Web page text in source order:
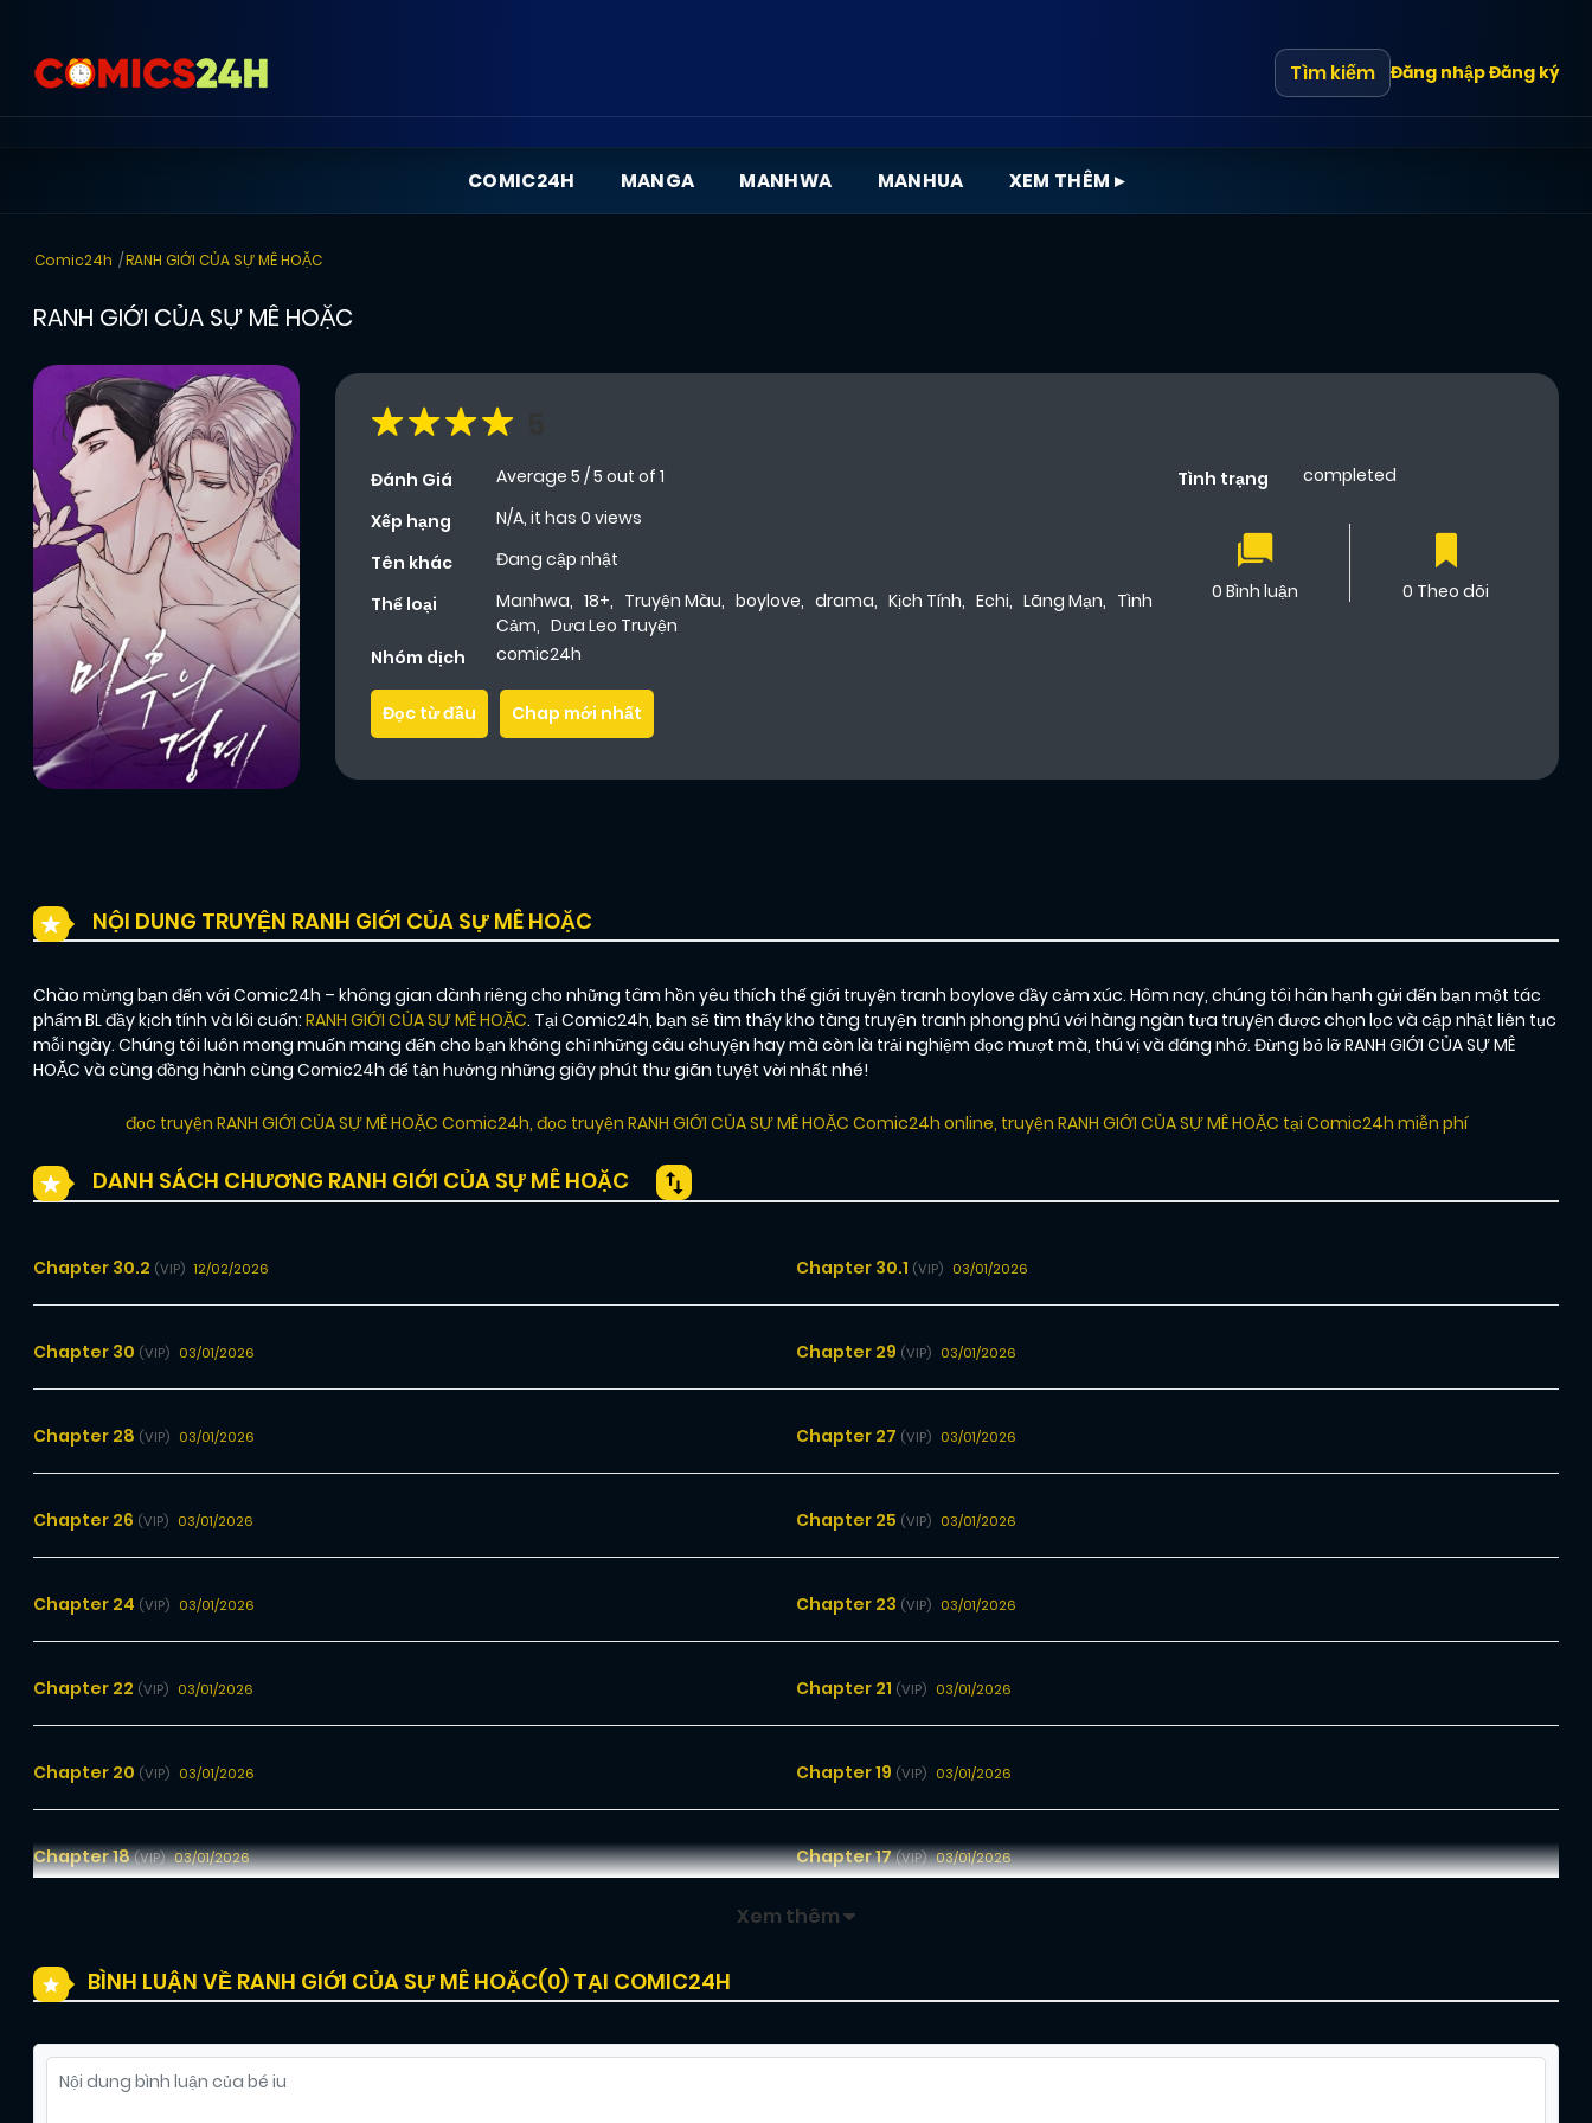
Tìm kiếm Đăng nhậpĐăng ký
COMIC24H MANGA MANHWA MANHUA XEM THÊM ▸
Comic24h RANH GIỚI CỦA SỰ MÊ HOẶC
RANH GIỚI CỦA SỰ MÊ HOẶC
Đánh Giá Average 5 /5 out of 1
Xếp hạng
N/A, it has 0 views
Tên khác
Đang cập nhật
Thể loại
Manhwa, 18+, Truyện Màu, boylove, drama, Kịch Tính, Echi, Lãng Mạn, Tình
Cảm, Dưa Leo Truyện
Nhóm dịch
comic24h
Tình trạng completed
0 Bình luận 0 Theo dõi
Đọc từ đầu Chap mới nhất
NỘI DUNG TRUYỆN RANH GIỚI CỦA SỰ MÊ HOẶC
Chào mừng bạn đến với Comic24h – không gian dành riêng cho những tâm hồn yêu thích thế giới truyện tranh boylove đầy cảm xúc. Hôm nay, chúng tôi hân hạnh gửi đến bạn một tác
phẩm BL đầy kịch tính và lôi cuốn: RANH GIỚI CỦA SỰ MÊ HOẶC. Tại Comic24h, bạn sẽ tìm thấy kho tàng truyện tranh phong phú với hàng ngàn tựa truyện được chọn lọc và cập nhật liên tục
mỗi ngày. Chúng tôi luôn mong muốn mang đến cho bạn không chỉ những câu chuyện hay mà còn là trải nghiệm đọc mượt mà, thú vị và đáng nhớ. Đừng bỏ lỡ RANH GIỚI CỦA SỰ MÊ
HOẶC và cùng đồng hành cùng Comic24h để tận hưởng những giây phút thư giãn tuyệt vời nhất nhé!
đọc truyện RANH GIỚI CỦA SỰ MÊ HOẶC Comic24h, đọc truyện RANH GIỚI CỦA SỰ MÊ HOẶC Comic24h online, truyện RANH GIỚI CỦA SỰ MÊ HOẶC tại Comic24h miễn phí
DANH SÁCH CHƯƠNG RANH GIỚI CỦA SỰ MÊ HOẶC
Chapter 30.2 (VIP) 12/02/2026 Chapter 30.1 (VIP) 03/01/2026
Chapter 30 (VIP) 03/01/2026 Chapter 29 (VIP) 03/01/2026
Chapter 28 (VIP) 03/01/2026 Chapter 27 (VIP) 03/01/2026
Chapter 26 (VIP) 03/01/2026 Chapter 25 (VIP) 03/01/2026
Chapter 24 (VIP) 03/01/2026 Chapter 23 (VIP) 03/01/2026
Chapter 22 (VIP) 03/01/2026 Chapter 21 (VIP) 03/01/2026
Chapter 20 (VIP) 03/01/2026 Chapter 19 (VIP) 03/01/2026
Chapter 18(VIP) 03/01/2026 Chapter 17(VIP) 03/01/2026
Xem thêm
BÌNH LUẬN VỀ RANH GIỚI CỦA SỰ MÊ HOẶC(0) TẠI COMIC24H